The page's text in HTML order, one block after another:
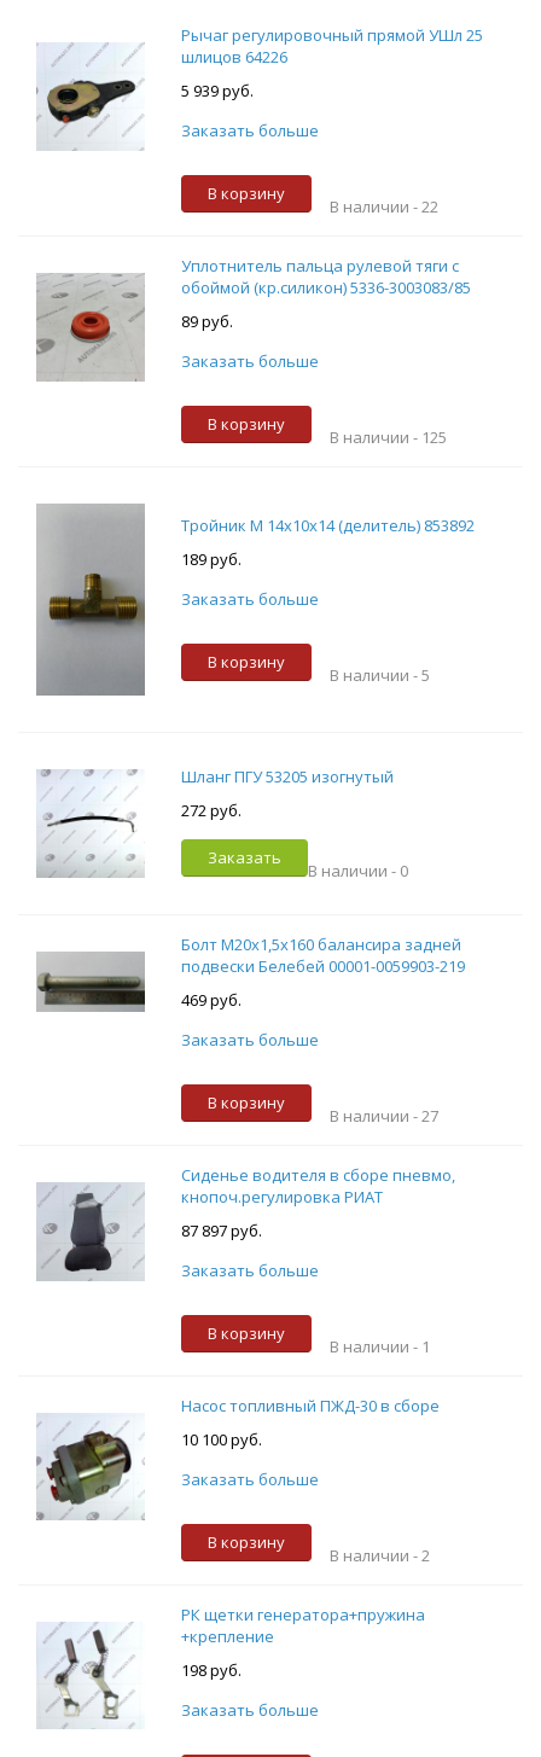
Рычаг регулировочный прямой УШл 25
шлицов 64226
5 939 руб.
Заказать больше
В корзину
В наличии -22
Уплотнитель пальца рулевой тяги с
обоймой (кр.силикон) 5336-3003083/85
89 руб.
Заказать больше
В корзину
В наличии - 125
Тройник М 14х10х14 (делитель) 853892
189 руб.
Заказать больше
В корзину
В наличии -5
Шланг ПГУ 53205 изогнутый
272 руб.
Заказать
В наличии - 0
Болт М20х1,5х160 балансира задней
подвески Белебей 00001-0059903-219
469 руб.
Заказать больше
В корзину
В наличии -27
Сиденье водителя в сборе пневмо,
кнопоч.регулировка РИАТ
87 897 руб.
Заказать больше
В корзину
В наличии - 1
Насос топливный ПЖД-30 в сборе
10 100 руб.
Заказать больше
В корзину
В наличии -2
РК щетки генератора+пружина
+крепление
198 руб.
Заказать больше